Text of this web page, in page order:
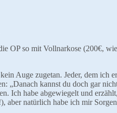
OP so mit Vollnarkose (200€,
Auge zugetan. Jeder, dem ich
„Danach kannst du doch gar
Ich habe abgewiegelt und
aber natürlich habe ich mir Sorgen